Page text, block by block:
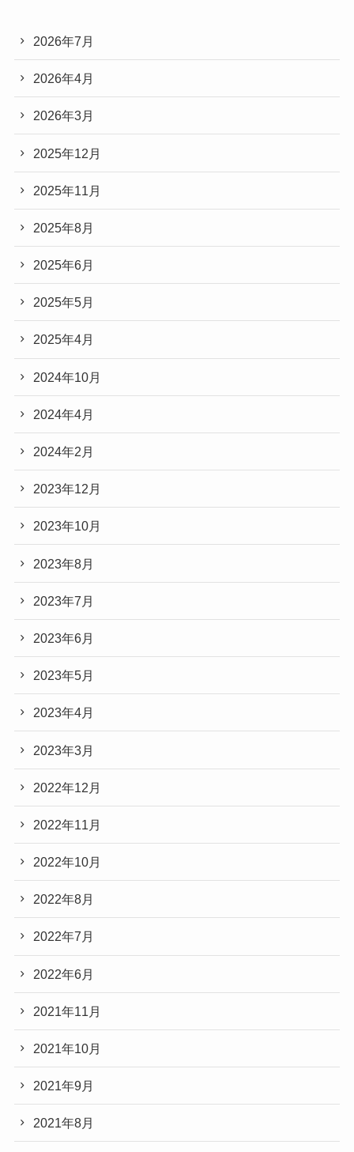
2026年7月
2026年4月
2026年3月
2025年12月
2025年11月
2025年8月
2025年6月
2025年5月
2025年4月
2024年10月
2024年4月
2024年2月
2023年12月
2023年10月
2023年8月
2023年7月
2023年6月
2023年5月
2023年4月
2023年3月
2022年12月
2022年11月
2022年10月
2022年8月
2022年7月
2022年6月
2021年11月
2021年10月
2021年9月
2021年8月